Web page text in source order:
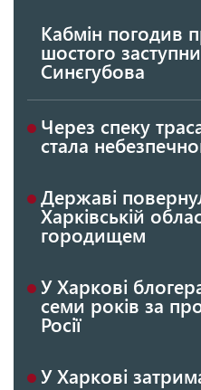
Кабмін погодив
шостого
Синєгубова
Через спеку
стала
Державі
Харківській
городищем
У Харкові
семи років за
Росії
У Харкові